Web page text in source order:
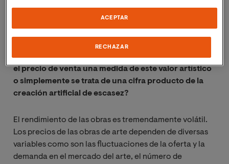
tiempo, los cauces del mercado del arte serán los
mismos que con obras de soporte tradicional.
¿Cómo se establece el valor artístico de un NFT? ¿Es
el precio de venta una medida de este valor artístico
o simplemente se trata de una cifra producto de la
creación artificial de escasez?
El rendimiento de las obras es tremendamente volátil.
Los precios de las obras de arte dependen de diversas
variables como son las fluctuaciones de la oferta y la
demanda en el mercado del arte, el número de
RECHAZAR
ACEPTAR